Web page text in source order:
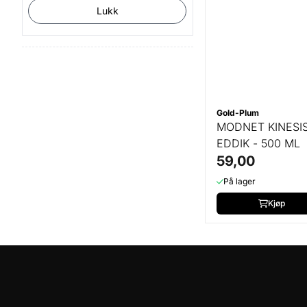
Lukk
Gold-Plum
MODNET
EDDIK - 500 ML
59,00
På lager
Kjøp